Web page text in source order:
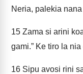
Neria, palekia
15 Zama si arini
gami.” Ke tiro la
16 Sipu avosi rini